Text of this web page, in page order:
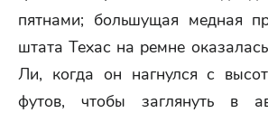
пятнами; большущая медная
штата Техас на ремне
Ли, когда он нагнулся с
футов, чтобы заглянуть в